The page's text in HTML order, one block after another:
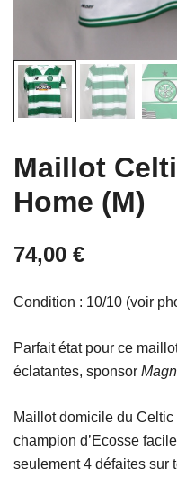
Maillot
Home (M)
74,00 €
Condition : 10/10 (voir
Parfait état pour ce
éclatantes, sponsor
Maillot domicile du
champion d’Ecosse
seulement 4 défaites sur